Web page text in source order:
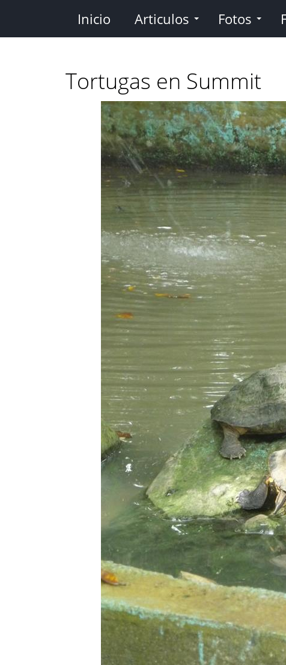
contenido
Inicio Articulos Fotos
Tortugas en Summit